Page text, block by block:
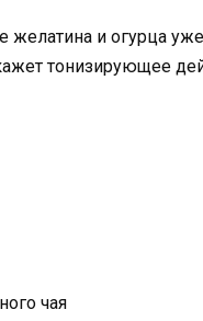
и огурца
тонизирующее
чая